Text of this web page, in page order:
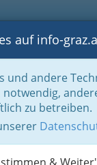
G
auf info-
und andere
zu betreiben.
der WKO
Innung